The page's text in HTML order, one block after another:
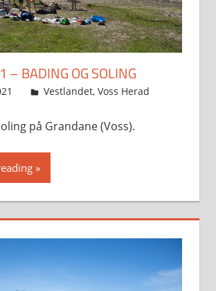
– BADING OG SOLING
Svein
Vestlandet, Voss Herad
på Grandane (Voss).